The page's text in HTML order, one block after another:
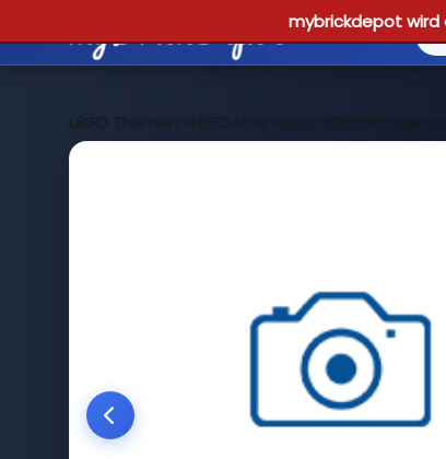
mybrickdepot wird
LEGO Themen >LEGO NEW >LEGO 5010085 Nike